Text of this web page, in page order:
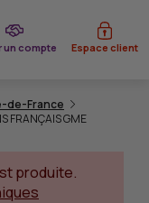
site
un compte
du CIC Espace client
de-France
FRANÇAIS GME
produite.